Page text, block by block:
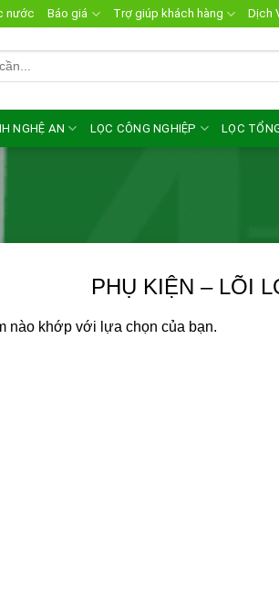
nước Báo giá Trợ giúp khách hàng Dịch
NGHỆ AN LỌC CÔNG NGHIỆP LỌC
PHỤ KIỆN – LÕI
nào khớp với lựa chọn của bạn.